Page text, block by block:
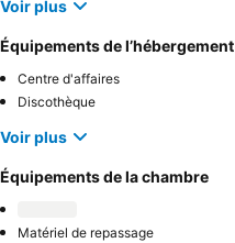
Voir plus
Équipements de l’hébergement
Centre d'affaires
Discothèque
Voir plus
Équipements de la chambre
Matériel de repassage